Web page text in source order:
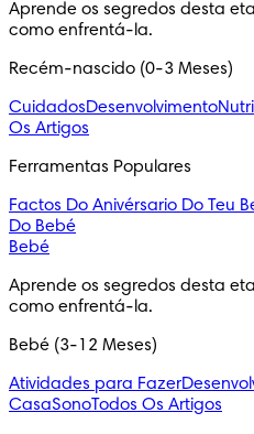
Aprende os segredos desta
como enfrentá-la.
Recém-nascido (0-3 Meses)
CuidadosDesenvolvimento
Os Artigos
Ferramentas Populares
Factos Do Anivérsario Do Teu
Do Bebé
Bebé
Aprende os segredos desta
como enfrentá-la.
Bebé (3-12 Meses)
Atividades para Fazer
CasaSonoTodos Os Artigos